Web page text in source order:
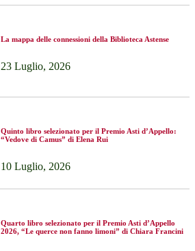
La mappa delle connessioni della Biblioteca Astense
23 Luglio, 2026
Quinto libro selezionato per il Premio Asti d’Appello:
“Vedove di Camus” di Elena Rui
10 Luglio, 2026
Quarto libro selezionato per il Premio Asti d’Appello
2026, “Le querce non fanno limoni” di Chiara Francini